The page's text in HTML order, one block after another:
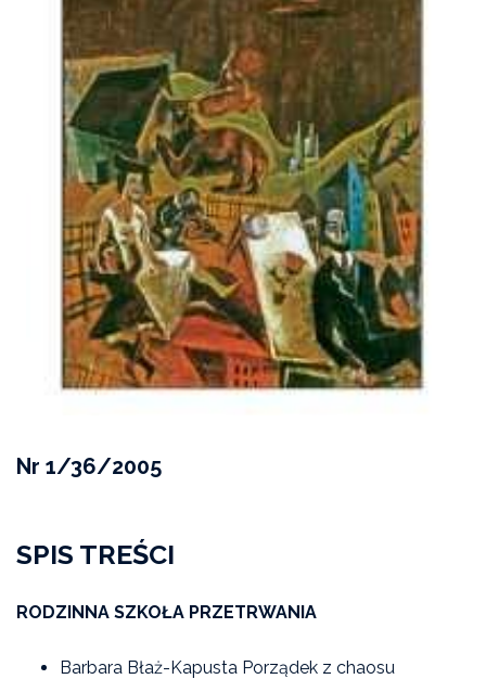
Nr 1/36/2005
SPIS TREŚCI
RODZINNA SZKOŁA PRZETRWANIA
Barbara Błaż-Kapusta Porządek z chaosu